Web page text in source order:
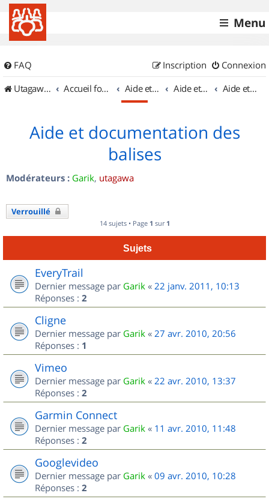
Menu
FAQ Connexion
Inscription
UtagawaVTT (Randos VTT et VTTAE avec traces GPS)
Accueil forum Aide et documentation Aide et documentation Aide et documentation des balises
Aide et documentation des
balises
Modérateurs : Garik, utagawa
Verrouillé
14 sujets • Page 1 sur 1
Sujets
EveryTrail
Dernier message par Garik « 22 janv. 2011, 10:13
Réponses : 2
Cligne
Dernier message par Garik « 27 avr. 2010, 20:56
Réponses : 1
Vimeo
Dernier message par Garik « 22 avr. 2010, 13:37
Réponses : 2
Garmin Connect
Dernier message par Garik « 11 avr. 2010, 11:48
Réponses : 2
Googlevideo
Dernier message par Garik « 09 avr. 2010, 10:28
Réponses : 2